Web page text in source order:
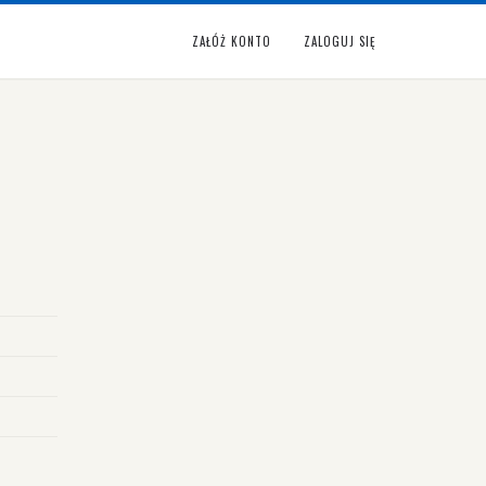
ZAŁÓŻ KONTO ZALOGUJ SIĘ